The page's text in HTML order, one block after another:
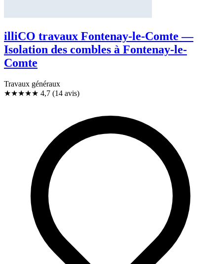
illiCO travaux Fontenay-le-Comte —
Isolation des combles à Fontenay-le-
Comte
Travaux généraux
★★★★★ 4,7 (14 avis)